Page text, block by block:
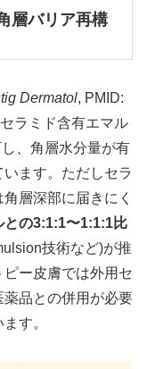
層バリア再構
Dermatol, PMID:
ラミド含有エマル
、角層水分量が有
ます。ただしセラ
層深部に届きにく
との3:1:1〜1:1:1比
技術など)が推
ー皮膚では外用セ
品との併用が必要
す。